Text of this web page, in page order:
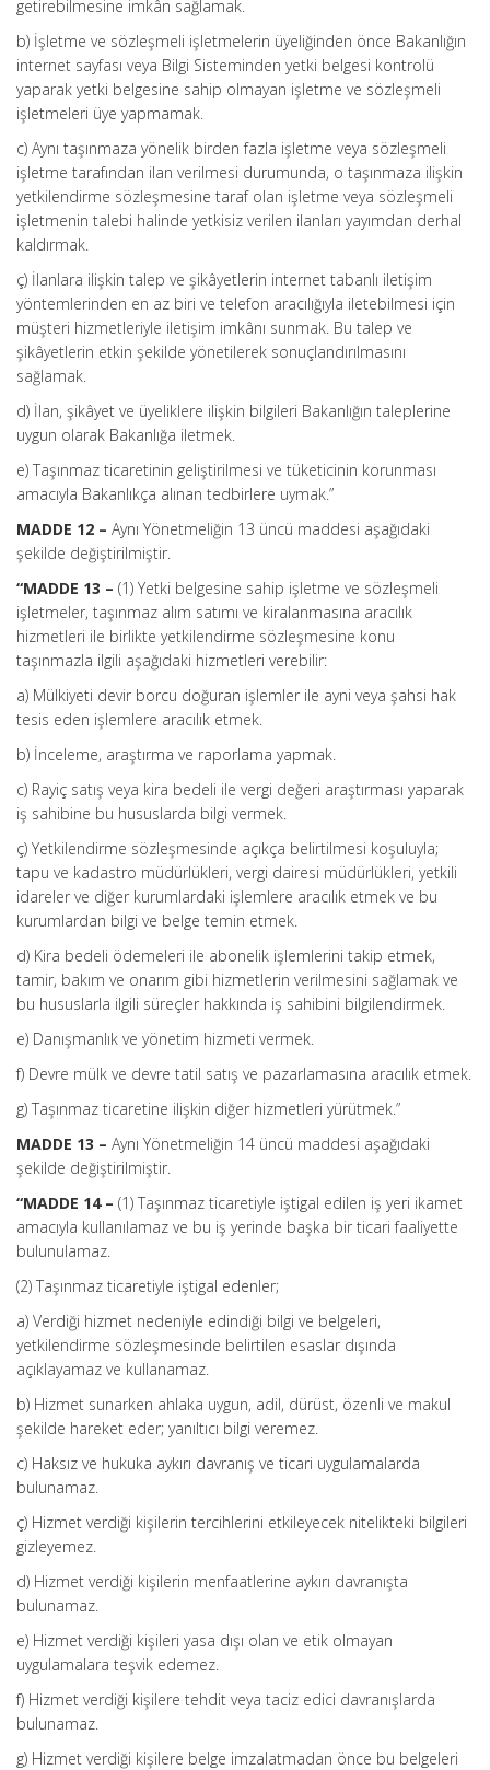
getirebilmesine imkân sağlamak.
b) İşletme ve sözleşmeli işletmelerin üyeliğinden önce Bakanlığın
internet sayfası veya Bilgi Sisteminden yetki belgesi kontrolü
yaparak yetki belgesine sahip olmayan işletme ve sözleşmeli
işletmeleri üye yapmamak.
c) Aynı taşınmaza yönelik birden fazla işletme veya sözleşmeli
işletme tarafından ilan verilmesi durumunda, o taşınmaza ilişkin
yetkilendirme sözleşmesine taraf olan işletme veya sözleşmeli
işletmenin talebi halinde yetkisiz verilen ilanları yayımdan derhal
kaldırmak.
ç) İlanlara ilişkin talep ve şikâyetlerin internet tabanlı iletişim
yöntemlerinden en az biri ve telefon aracılığıyla iletebilmesi için
müşteri hizmetleriyle iletişim imkânı sunmak. Bu talep ve
şikâyetlerin etkin şekilde yönetilerek sonuçlandırılmasını
sağlamak.
d) İlan, şikâyet ve üyeliklere ilişkin bilgileri Bakanlığın taleplerine
uygun olarak Bakanlığa iletmek.
e) Taşınmaz ticaretinin geliştirilmesi ve tüketicinin korunması
amacıyla Bakanlıkça alınan tedbirlere uymak.”
MADDE 12 – Aynı Yönetmeliğin 13 üncü maddesi aşağıdaki
şekilde değiştirilmiştir.
“MADDE 13 – (1) Yetki belgesine sahip işletme ve sözleşmeli
işletmeler, taşınmaz alım satımı ve kiralanmasına aracılık
hizmetleri ile birlikte yetkilendirme sözleşmesine konu
taşınmazla ilgili aşağıdaki hizmetleri verebilir:
a) Mülkiyeti devir borcu doğuran işlemler ile ayni veya şahsi hak
tesis eden işlemlere aracılık etmek.
b) İnceleme, araştırma ve raporlama yapmak.
c) Rayiç satış veya kira bedeli ile vergi değeri araştırması yaparak
iş sahibine bu hususlarda bilgi vermek.
ç) Yetkilendirme sözleşmesinde açıkça belirtilmesi koşuluyla;
tapu ve kadastro müdürlükleri, vergi dairesi müdürlükleri, yetkili
idareler ve diğer kurumlardaki işlemlere aracılık etmek ve bu
kurumlardan bilgi ve belge temin etmek.
d) Kira bedeli ödemeleri ile abonelik işlemlerini takip etmek,
tamir, bakım ve onarım gibi hizmetlerin verilmesini sağlamak ve
bu hususlarla ilgili süreçler hakkında iş sahibini bilgilendirmek.
e) Danışmanlık ve yönetim hizmeti vermek.
f) Devre mülk ve devre tatil satış ve pazarlamasına aracılık etmek.
g) Taşınmaz ticaretine ilişkin diğer hizmetleri yürütmek.”
MADDE 13 – Aynı Yönetmeliğin 14 üncü maddesi aşağıdaki
şekilde değiştirilmiştir.
“MADDE 14 – (1) Taşınmaz ticaretiyle iştigal edilen iş yeri ikamet
amacıyla kullanılamaz ve bu iş yerinde başka bir ticari faaliyette
bulunulamaz.
(2) Taşınmaz ticaretiyle iştigal edenler;
a) Verdiği hizmet nedeniyle edindiği bilgi ve belgeleri,
yetkilendirme sözleşmesinde belirtilen esaslar dışında
açıklayamaz ve kullanamaz.
b) Hizmet sunarken ahlaka uygun, adil, dürüst, özenli ve makul
şekilde hareket eder; yanıltıcı bilgi veremez.
c) Haksız ve hukuka aykırı davranış ve ticari uygulamalarda
bulunamaz.
ç) Hizmet verdiği kişilerin tercihlerini etkileyecek nitelikteki bilgileri
gizleyemez.
d) Hizmet verdiği kişilerin menfaatlerine aykırı davranışta
bulunamaz.
e) Hizmet verdiği kişileri yasa dışı olan ve etik olmayan
uygulamalara teşvik edemez.
f) Hizmet verdiği kişilere tehdit veya taciz edici davranışlarda
bulunamaz.
g) Hizmet verdiği kişilere belge imzalatmadan önce bu belgeleri